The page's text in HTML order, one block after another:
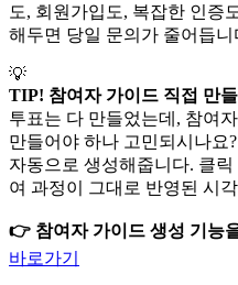
도, 회원가입도, 복잡한 인증
해두면 당일 문의가 줄어듭니
💡
TIP! 참여자 가이드 직접 만
투표는 다 만들었는데, 참여
만들어야 하나 고민되시나요
자동으로 생성해줍니다. 클
여 과정이 그대로 반영된 시
👉 참여자 가이드 생성 기능
바로가기